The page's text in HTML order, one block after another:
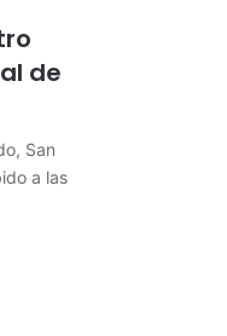
de
San
a las